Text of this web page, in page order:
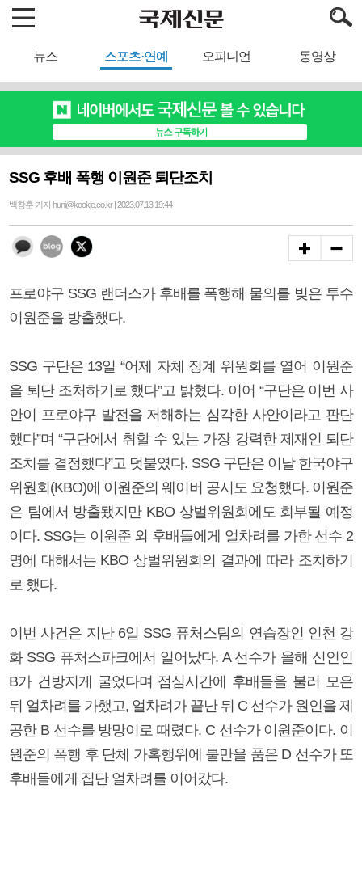
뉴스 스포츠·연예 오피니언 동영상
SSG 후배 폭행 이원준 퇴단조치
백창훈 기자 huni@kookje.co.kr | 2023.07.13 19:44
프로야구 SSG 랜더스가 후배를 폭행해 물의를 빚은 투수
이원준을 방출했다.
SSG 구단은 13일 “어제 자체 징계 위원회를 열어 이원준
을 퇴단 조처하기로 했다”고 밝혔다. 이어 “구단은 이번 사
안이 프로야구 발전을 저해하는 심각한 사안이라고 판단
했다”며 “구단에서 취할 수 있는 가장 강력한 제재인 퇴단
조치를 결정했다”고 덧붙였다. SSG 구단은 이날 한국야구
위원회(KBO)에 이원준의 웨이버 공시도 요청했다. 이원준
은 팀에서 방출됐지만 KBO 상벌위원회에도 회부될 예정
이다. SSG는 이원준 외 후배들에게 얼차려를 가한 선수 2
명에 대해서는 KBO 상벌위원회의 결과에 따라 조치하기
로 했다.
이번 사건은 지난 6일 SSG 퓨처스팀의 연습장인 인천 강
화 SSG 퓨처스파크에서 일어났다. A 선수가 올해 신인인
B가 건방지게 굴었다며 점심시간에 후배들을 불러 모은
뒤 얼차려를 가했고, 얼차려가 끝난 뒤 C 선수가 원인을 제
공한 B 선수를 방망이로 때렸다. C 선수가 이원준이다. 이
원준의 폭행 후 단체 가혹행위에 불만을 품은 D 선수가 또
후배들에게 집단 얼차려를 이어갔다.